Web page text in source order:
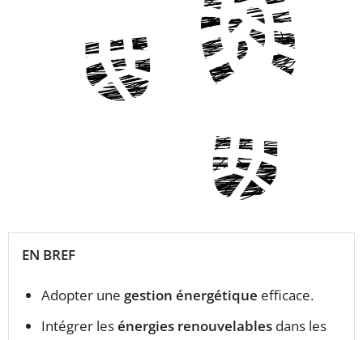
EN BREF
Adopter une gestion énergétique efficace.
Intégrer lesénergies renouvelables dans les